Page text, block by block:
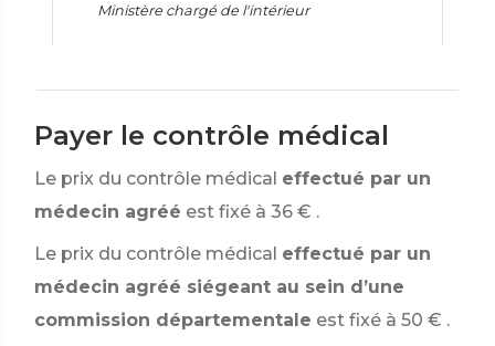
Ministère chargé de l'intérieur
Payer le contrôle médical
Le prix du contrôle médical effectué par un
médecin agréé est fixé à 36 € .
Le prix du contrôle médical effectué par un
médecin agréé siégeant au sein d’une
commission départementale est fixé à 50 € .